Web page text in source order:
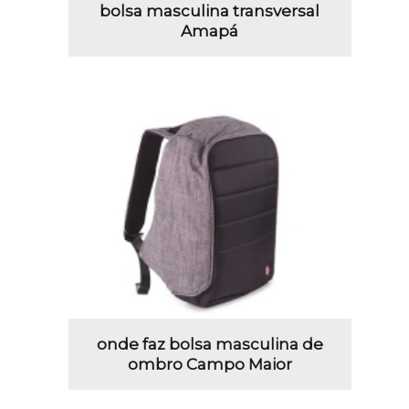
bolsa masculina transversal
Amapá
onde faz bolsa masculina de
ombro Campo Maior